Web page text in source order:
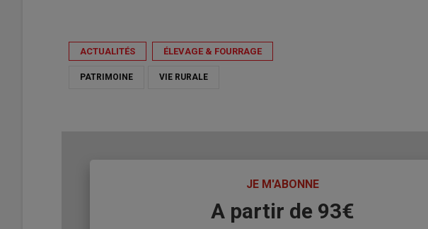
ACTUALITÉS ÉLEVAGE & FOURRAGE
PATRIMOINE VIE RURALE
JE M'ABONNE
A partir de 93€